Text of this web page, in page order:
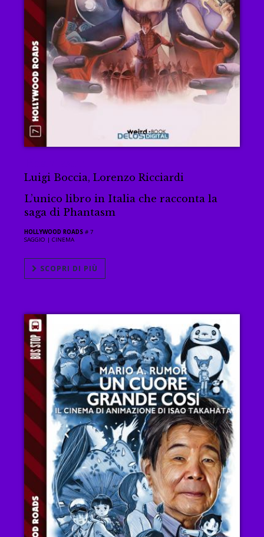
Luigi Boccia, Lorenzo Ricciardi
L’unico libro in Italia che racconta la
saga di Phantasm
HOLLYWOOD ROADS # 7
SAGGIO |CINEMA
SCOPRI DI PIÙ